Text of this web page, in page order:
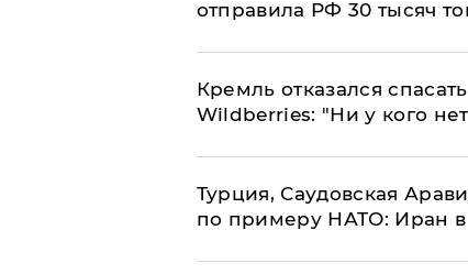
отправила РФ 30 тысяч
Кремль отказался
Wildberries: "Ни у кого
Турция, Саудовская
по примеру НАТО: Иран в